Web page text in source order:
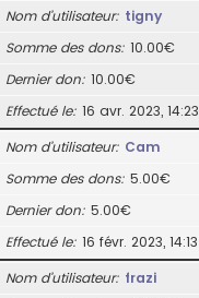
Nom d’utilisateur tigny
Somme des dons 10.00€
Dernier don 10.00€
Effectué le 16 avr. 2023, 14:23
Nom d’utilisateur Cam
Somme des dons 5.00€
Dernier don 5.00€
Effectué le 16 févr. 2023, 14:13
Nom d’utilisateur frazi